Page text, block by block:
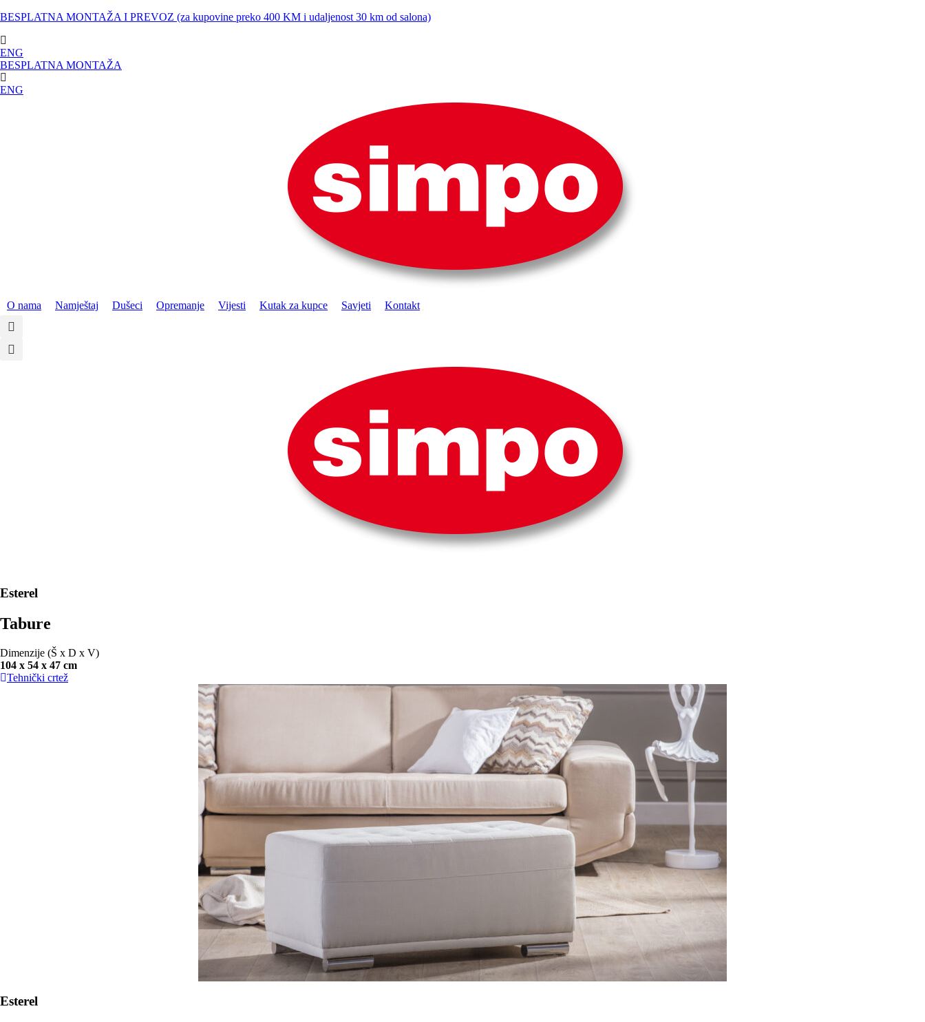
to
BESPLATNA MONTAŽA I PREVOZ (za kupovine preko 400 KM i udaljenost 30 km od salona)
ENG
BESPLATNA MONTAŽA
ENG
O nama Namještaj Dušeci Opremanje Vijesti Kutak za kupce Savjeti Kontakt
Esterel
Tabure
Dimenzije (Š x D x V)
104 x 54 x 47 cm
Tehnički crtež
Esterel